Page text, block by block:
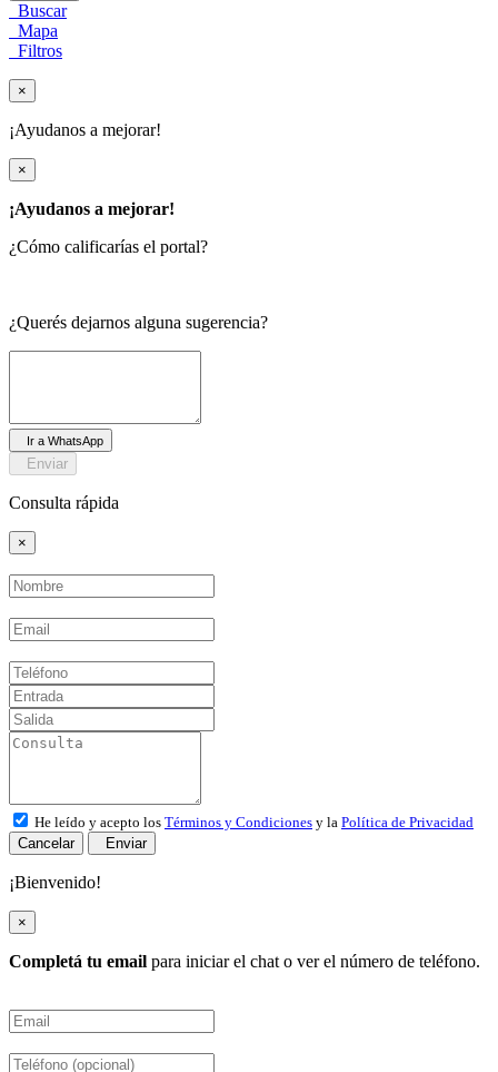
Buscar
Mapa
Filtros
×
¡Ayudanos a mejorar!
×
¡Ayudanos a mejorar!
¿Cómo calificarías el portal?
¿Querés dejarnos alguna sugerencia?
Ir a WhatsApp
Enviar
Consulta rápida
×
He leído y acepto los Términos y Condiciones y la Política de Privacidad
Cancelar
Enviar
¡Bienvenido!
×
Completá tu email para iniciar el chat o ver el número de teléfono.